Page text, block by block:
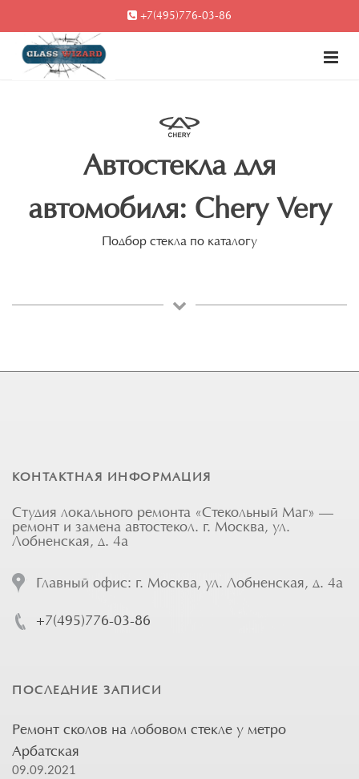
+7(495)776-03-86
Автостекла для
автомобиля: Chery Very
Подбор стекла по каталогу
КОНТАКТНАЯ ИНФОРМАЦИЯ
Студия локального ремонта «Стекольный Маг» —
ремонт и замена автостекол. г. Москва, ул.
Лобненская, д. 4а
Главный офис: г. Москва, ул. Лобненская, д. 4а
+7(495)776-03-86
ПОСЛЕДНИЕ ЗАПИСИ
Ремонт сколов на лобовом стекле у метро
Арбатская
09.09.2021